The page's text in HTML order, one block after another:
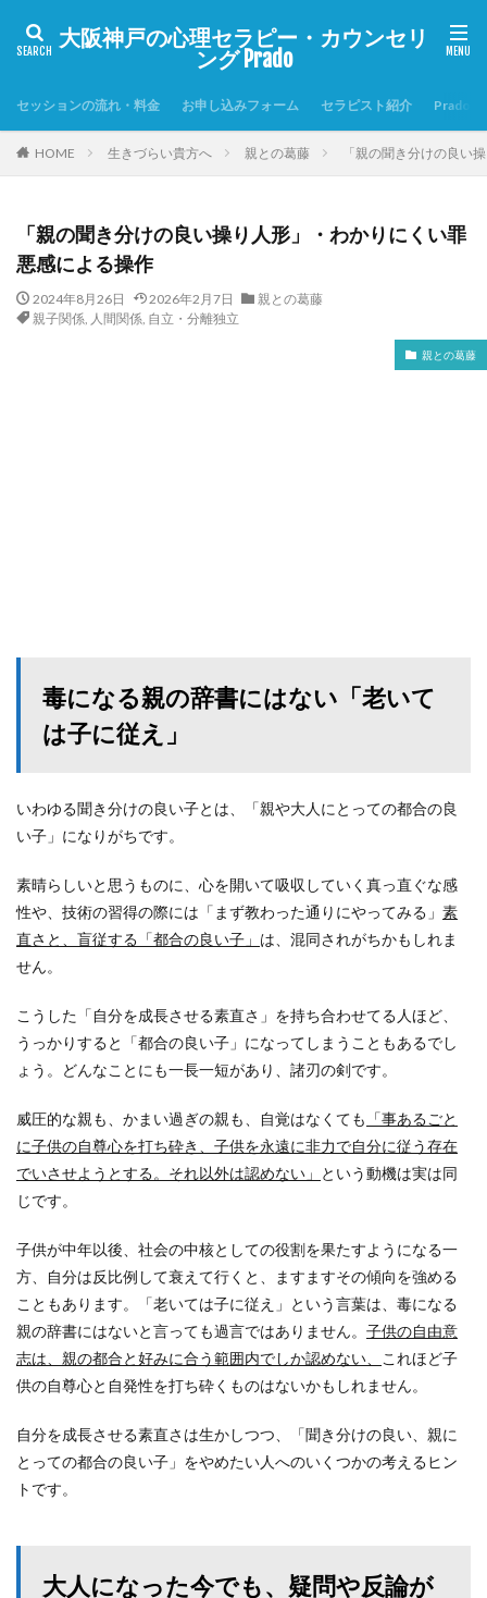
大阪神戸の心理セラピー・カウンセリ
ング Prado
セッションの流れ・料金 お申し込みフォーム セラピスト紹介 Pradoへ
HOME 生きづらい貴方へ 親との葛藤 「親の聞き分けの良い
「親の聞き分けの良い操り人形」・わかりにくい罪
悪感による操作
2024年8月26日 2026年2月7日
親との葛藤
親子関係, 人間関係, 自立・分離独立
親との葛藤
毒になる親の辞書にはない「老いて
は子に従え」
いわゆる聞き分けの良い子とは、「親や大人にとっての都合の良
い子」になりがちです。
素晴らしいと思うものに、心を開いて吸収していく真っ直ぐな感
性や、技術の習得の際には「まず教わった通りにやってみる」 素
直さと、盲従する「都合の良い子」 は、混同されがちかもしれま
せん。
こうした「自分を成長させる素直さ」を持ち合わせてる人ほど、
うっかりすると「都合の良い子」になってしまうこともあるでし
ょう。どんなことにも一長一短があり、諸刃の剣です。
威圧的な親も、かまい過ぎの親も、自覚はなくても 「事あるごと
に子供の自尊心を打ち砕き、子供を永遠に非力で自分に従う存在
でいさせようとする。それ以外は認めない」 という動機は実は同
じです。
子供が中年以後、社会の中核としての役割を果たすようになる一
方、自分は反比例して衰えて行くと、ますますその傾向を強める
こともあります。「老いては子に従え」という言葉は、毒になる
親の辞書にはないと言っても過言ではありません。 子供の自由意
志は、親の都合と好みに合う範囲内でしか認めない、
これほど子
供の自尊心と自発性を打ち砕くものはないかもしれません。
自分を成長させる素直さは生かしつつ、「聞き分けの良い、親に
とっての都合の良い子」をやめたい人へのいくつかの考えるヒン
トです。
大人になった今でも、疑問や反論が